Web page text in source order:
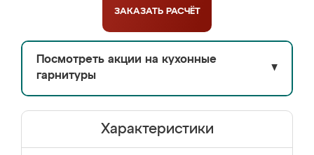
ЗАКАЗАТЬ РАСЧЁТ
Посмотреть акции на кухонные
гарнитуры
▼
Характеристики